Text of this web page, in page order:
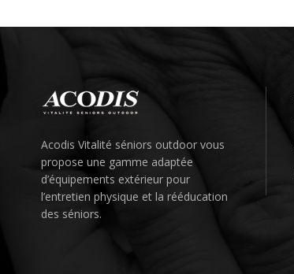
Acodis Vitalité séniors outdoor vous
propose une gamme adaptée
d’équipements extérieur pour
l’entretien physique et la rééducation
des séniors.